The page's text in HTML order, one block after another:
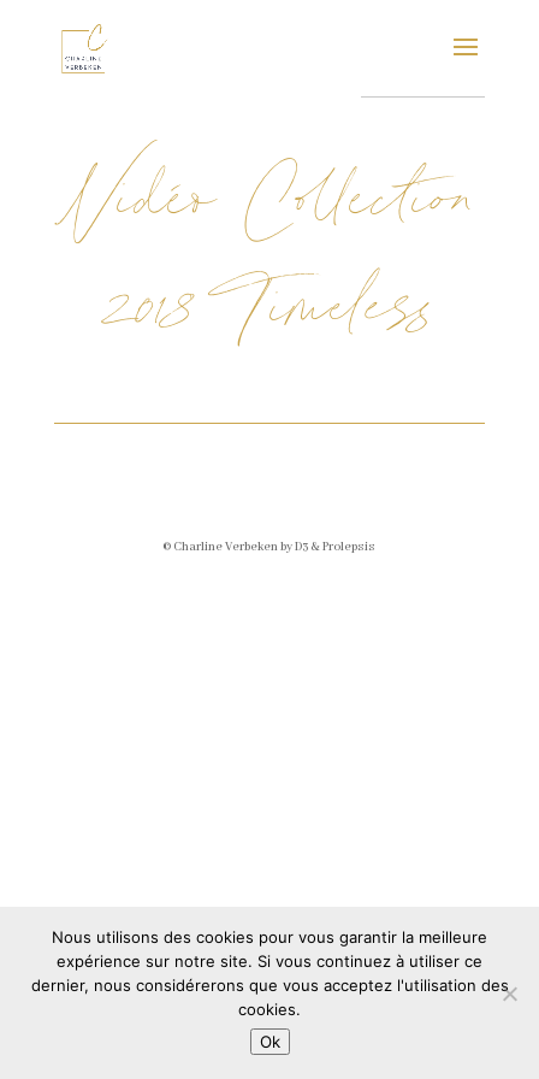
Vidéo Collection
2018 Timeless
© Charline Verbeken by D3 & Prolepsis
Nous utilisons des cookies pour vous garantir la meilleure
expérience sur notre site. Si vous continuez à utiliser ce
dernier, nous considérerons que vous acceptez l'utilisation des
cookies.
Ok